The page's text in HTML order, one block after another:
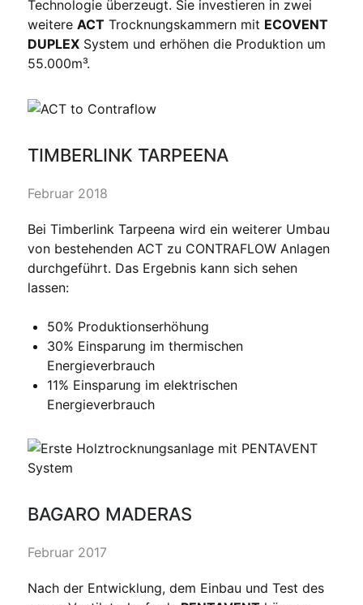
Technologie überzeugt. Sie investieren in zwei
weitere ACT Trocknungskammern mit ECOVENT
DUPLEX System und erhöhen die Produktion um
55.000m³.
TIMBERLINK TARPEENA
Februar 2018
Bei Timberlink Tarpeena wird ein weiterer Umbau
von bestehenden ACT zu CONTRAFLOW Anlagen
durchgeführt. Das Ergebnis kann sich sehen
lassen:
50% Produktionserhöhung
30% Einsparung im thermischen
Energieverbrauch
11% Einsparung im elektrischen
Energieverbrauch
BAGARO MADERAS
Februar 2017
Nach der Entwicklung, dem Einbau und Test des